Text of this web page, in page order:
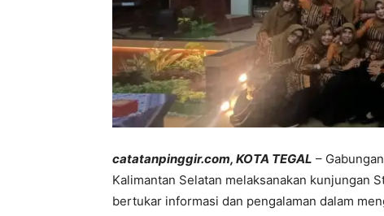
catatanpinggir.com, KOTA TEGAL –
Kalimantan Selatan melaksanakan kunjungan
bertukar informasi dan pengalaman dalam